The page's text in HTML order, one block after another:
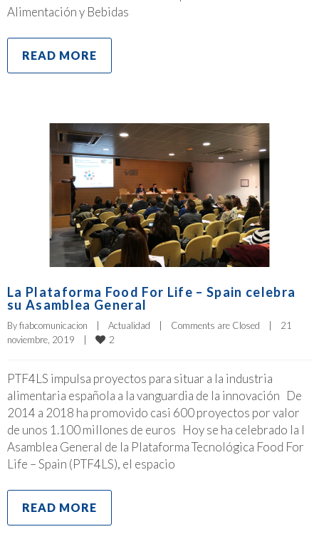
Alimentación y Bebidas
READ MORE
La Plataforma Food For Life – Spain celebra
su Asamblea General
By fiabcomunicacion Actualidad Comments are Closed
21
noviembre, 2019
2
PTF4LS impulsa proyectos para situar a la industria
alimentaria española a la vanguardia de la innovación De
2014 a 2018 ha promovido casi 600 proyectos por valor
de unos 1.100 millones de euros Hoy se ha celebrado la I
Asamblea General de la Plataforma Tecnológica Food For
Life – Spain (PTF4LS), el espacio
READ MORE